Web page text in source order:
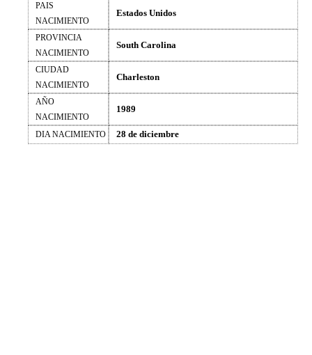
PAIS
NACIMIENTO
Estados Unidos
PROVINCIA
NACIMIENTO
South Carolina
CIUDAD
NACIMIENTO
Charleston
AÑO
NACIMIENTO
1989
DIA NACIMIENTO 28 de diciembre